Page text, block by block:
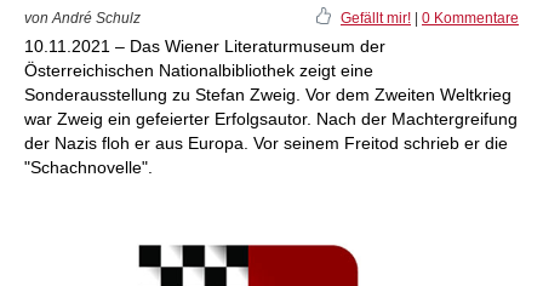
von André Schulz Gefällt mir! 0 Kommentare
10.11.2021 – Das Wiener Literaturmuseum der
Österreichischen Nationalbibliothek zeigt eine
Sonderausstellung zu Stefan Zweig. Vor dem Zweiten Weltkrieg
war Zweig ein gefeierter Erfolgsautor. Nach der Machtergreifung
der Nazis floh er aus Europa. Vor seinem Freitod schrieb er die
"Schachnovelle".